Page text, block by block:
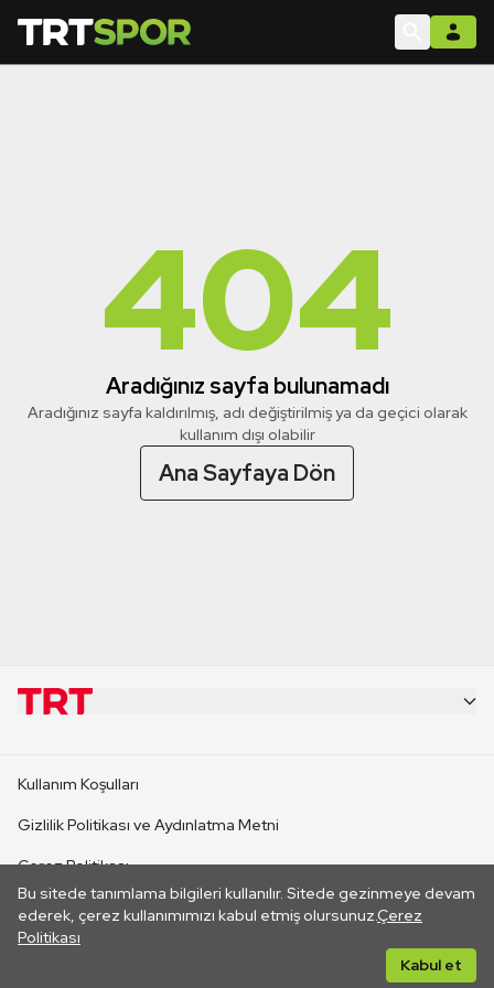
404
Aradığınız sayfa bulunamadı
Aradığınız sayfa kaldırılmış, adı değiştirilmiş ya da geçici olarak
kullanım dışı olabilir
Ana Sayfaya Dön
Bu sitede tanımlama bilgileri kullanılır. Sitede gezinmeye devam
ederek, çerez kullanımımızı kabul etmiş olursunuz.Çerez
Politikası
Kabul et
CANLI YAYINLAR
Kullanım Koşulları
Gizlilik Politikası ve Aydınlatma Metni
Çerez Politikası
İletişim
Her hakkı saklıdır. ©2026 TRT. Bağlantı yoluyla gidilen dış